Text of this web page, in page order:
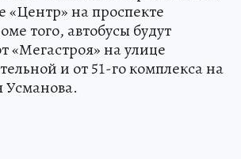
«Центр» на проспекте
того, автобусы будут
«Мегастроя» на улице
и от 51-го комплекса на